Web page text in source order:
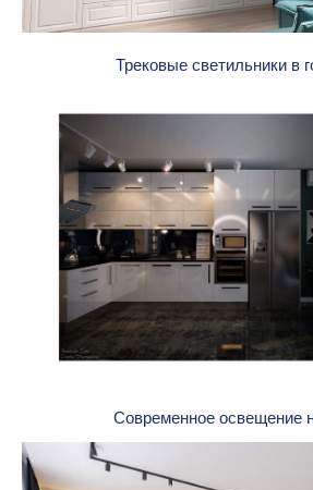
Трековые светильники в
Современное освещение